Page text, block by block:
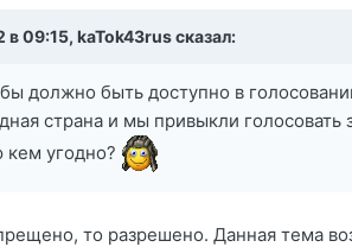
в 09:15,kaTok43rusсказал:
должно быть доступно в
страна и мы привыкли голосовать
угодно?
то разрешено. Данная тема